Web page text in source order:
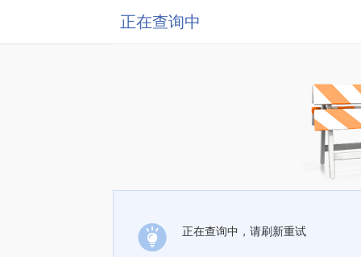
正在查询中
正在查询中，请刷新重试